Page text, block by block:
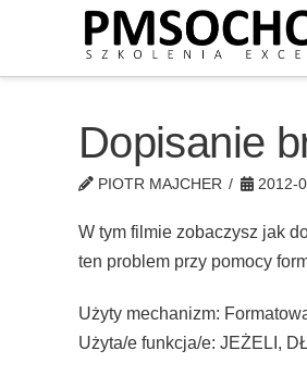
Dopisanie
PIOTR MAJCHER 2012-
W tym filmie zobaczysz jak
ten problem przy pomocy
Użyty mechanizm:
Użyta/e funkcja/e: JEŻELI, DŁ